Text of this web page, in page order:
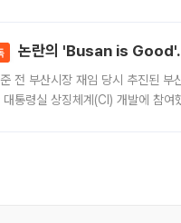
논란의 'Busan is
전 부산시장 재임 당시 추진된
대통령실 상징체계(CI) 개발에 참